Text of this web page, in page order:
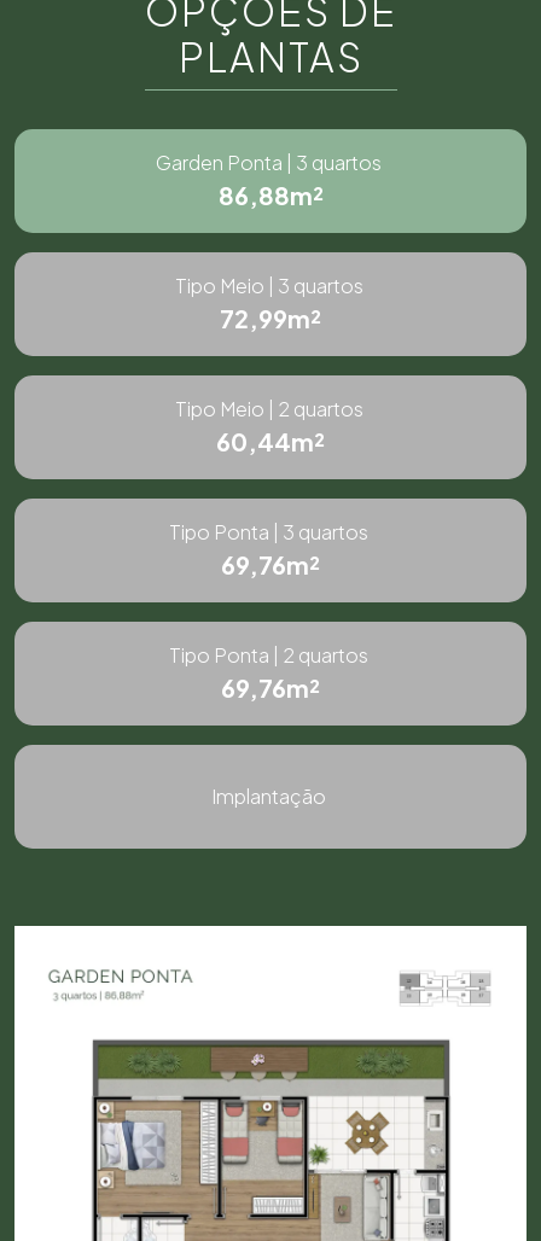
OPÇÕES DE
PLANTAS
Garden Ponta | 3 quartos
86,88m²
Tipo Meio | 3 quartos
72,99m²
Tipo Meio | 2 quartos
60,44m²
Tipo Ponta | 3 quartos
69,76m²
Tipo Ponta | 2 quartos
69,76m²
Implantação